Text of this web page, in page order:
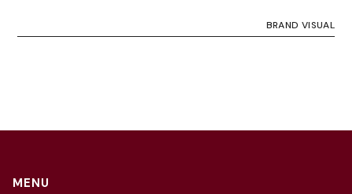
BRAND VISUAL
MENU